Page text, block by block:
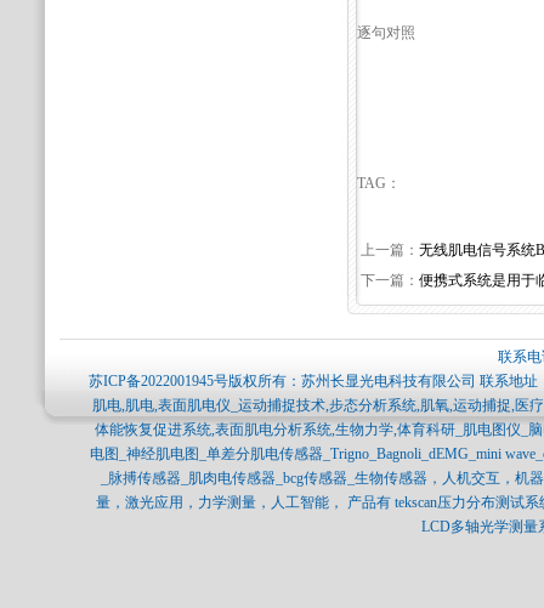
逐句对照
TAG：
上一篇： 无线肌电信号系统
下一篇： 便携式系统是用于
联系
苏ICP备2022001945号版权所有：苏州长显光电科技有限公司 联系地
肌电,肌电,表面肌电仪_运动捕捉技术,步态分析系统,肌氧,运动捕捉,医
体能恢复促进系统,表面肌电分析系统,生物力学,体育科研_肌电图仪_
电图_神经肌电图_单差分肌电传感器_Trigno_Bagnoli_dEMG_mini
_脉搏传感器_肌肉电传感器_bcg传感器_生物传感器，人机交互，
量，激光应用，力学测量，人工智能， 产品有 tekscan压力分布测试
LCD多轴光学测量